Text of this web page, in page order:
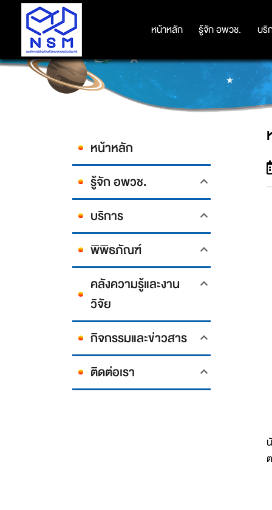
หน้าหลัก รู้จัก อพวช. บริ
หน้าหลัก รู้จัก อพวช. บริ
หน้าหลัก
รู้จัก อพวช.
บริการ
พิพิธภัณฑ์
คลังความรู้และงาน
วิจัย
กิจกรรมและข่าวสาร
ติดต่อเรา